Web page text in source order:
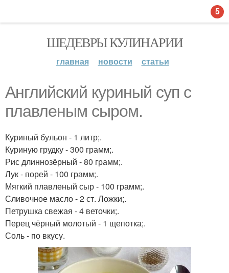
ШЕДЕВРЫ КУЛИНАРИИ
главная новости статьи
Английский куриный суп с
плавленым сыром.
Куриный бульон - 1 литр;.
Куриную грудку - 300 грамм;.
Рис длиннозёрный - 80 грамм;.
Лук - порей - 100 грамм;.
Мягкий плавленый сыр - 100 грамм;.
Сливочное масло - 2 ст. Ложки;.
Петрушка свежая - 4 веточки;.
Перец чёрный молотый - 1 щепотка;.
Соль - по вкусу.
5